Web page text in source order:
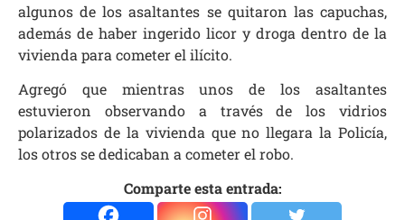
algunos de los asaltantes se quitaron las capuchas,
además de haber ingerido licor y droga dentro de la
vivienda para cometer el ilícito.
Agregó que mientras unos de los asaltantes
estuvieron observando a través de los vidrios
polarizados de la vivienda que no llegara la Policía,
los otros se dedicaban a cometer el robo.
Comparte esta entrada: